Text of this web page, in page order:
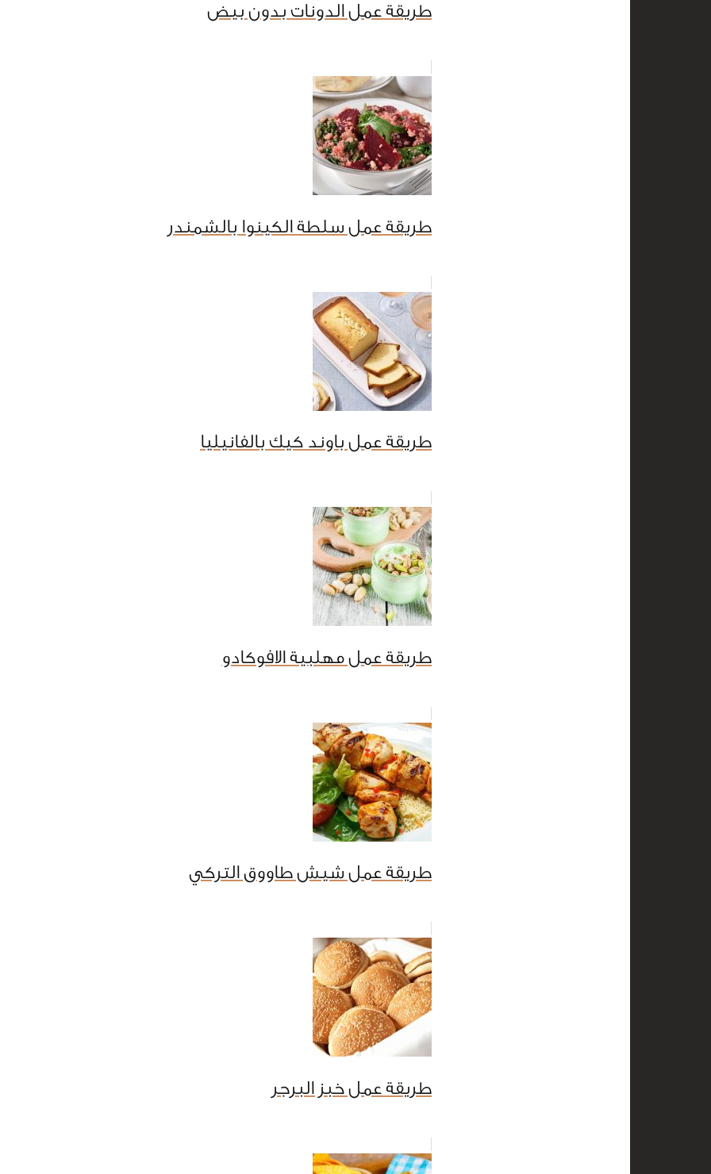
طريقة عمل الدونات بدون بيض
طريقة عمل سلطة الكينوا بالشمندر
طريقة عمل باوند كيك بالفانيليا
طريقة عمل مهلبية الافوكادو
طريقة عمل شيش طاووق التركي
طريقة عمل خبز البرجر